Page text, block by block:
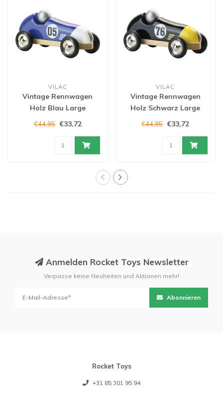
VILAC
Vintage Rennwagen
Holz Blau Large
€44,95 €33,72
VILAC
Vintage Rennwagen
Holz Schwarz Large
€44,95 €33,72
Anmelden Rocket Toys Newsletter
Verpasse keine Neuheiten und Aktionen mehr!
Abonnieren
Rocket Toys
+31 85 301 95 94